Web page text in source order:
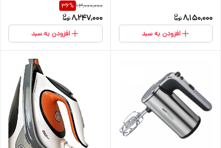
8,150,000
افزودن به سبد
13,000,000
36%
8,247,000
افزودن به سبد